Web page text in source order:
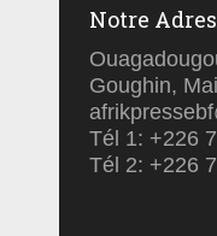
Notre
Goughin,
Tél 1: +226
Tél 2: +226